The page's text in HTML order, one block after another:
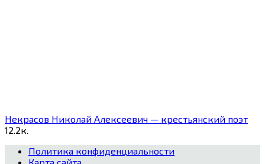
Некрасов Николай Алексеевич — крестьянский поэт
12.2к.
Политика конфиденциальности